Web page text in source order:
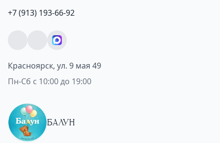
+7 (913) 193-66-92
Красноярск, ул. 9 мая 49
Пн-Сб с 10:00 до 19:00
БАЛУН